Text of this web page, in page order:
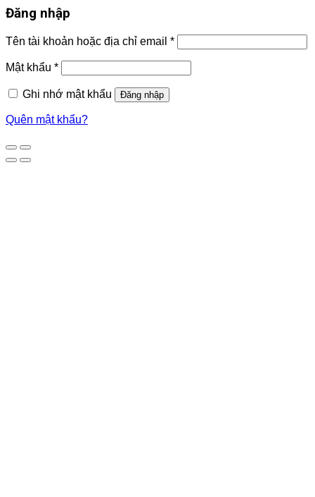
Đăng nhập
Tên tài khoản hoặc địa chỉ email *
Mật khẩu *
Ghi nhớ mật khẩu Đăng nhập
Quên mật khẩu?